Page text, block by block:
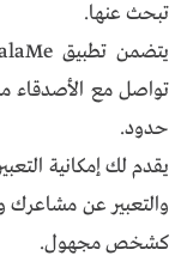
تبحث عنها.
تواصل مع الأصدقاء
حدود.
يقدم لك إمكانية
والتعبير عن
كشخص مجهول.